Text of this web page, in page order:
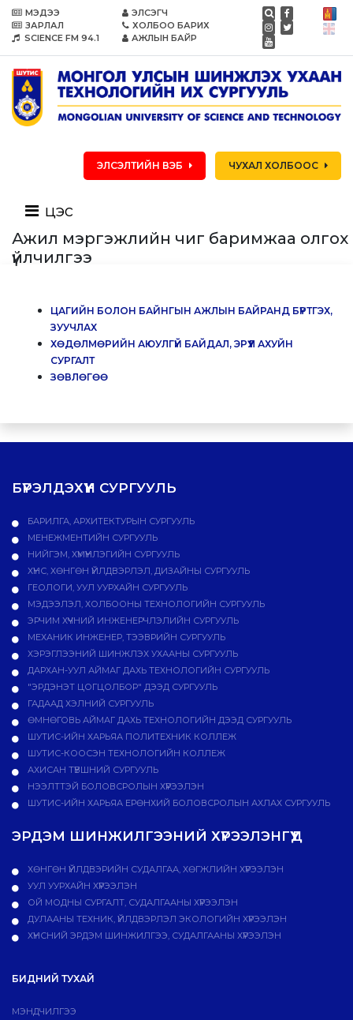
МЭДЭЭ
ЗАРЛАЛ
SCIENCE FM 94.1
ЭЛСЭГЧ
ХОЛБОО БАРИХ
АЖЛЫН БАЙР
ЭЛСЭЛТИЙН ВЭБ ЧУХАЛ ХОЛБООС
цэс
Ажил мэргэжлийн чиг баримжаа олгох
үйлчилгээ
ЦАГИЙН БОЛОН БАЙНГЫН АЖЛЫН БАЙРАНД БҮРТГЭХ,
ЗУУЧЛАХ
ХӨДӨЛМӨРИЙН АЮУЛГҮЙ БАЙДАЛ, ЭРҮҮЛ АХУЙН
СУРГАЛТ
ЗӨВЛӨГӨӨ
БҮРЭЛДЭХҮҮН СУРГУУЛЬ
БАРИЛГА, АРХИТЕКТУРЫН СУРГУУЛЬ
МЕНЕЖМЕНТИЙН СУРГУУЛЬ
НИЙГЭМ, ХҮМҮҮНЛЭГИЙН СУРГУУЛЬ
ХҮНС, ХӨНГӨН ҮЙЛДВЭРЛЭЛ, ДИЗАЙНЫ СУРГУУЛЬ
ГЕОЛОГИ, УУЛ УУРХАЙН СУРГУУЛЬ
МЭДЭЭЛЭЛ, ХОЛБООНЫ ТЕХНОЛОГИЙН СУРГУУЛЬ
ЭРЧИМ ХҮЧНИЙ ИНЖЕНЕРЧЛЭЛИЙН СУРГУУЛЬ
МЕХАНИК ИНЖЕНЕР, ТЭЭВРИЙН СУРГУУЛЬ
ХЭРЭГЛЭЭНИЙ ШИНЖЛЭХ УХААНЫ СУРГУУЛЬ
ДАРХАН-УУЛ АЙМАГ ДАХЬ ТЕХНОЛОГИЙН СУРГУУЛЬ
"ЭРДЭНЭТ ЦОГЦОЛБОР" ДЭЭД СУРГУУЛЬ
ГАДААД ХЭЛНИЙ СУРГУУЛЬ
ӨМНӨГОВЬ АЙМАГ ДАХЬ ТЕХНОЛОГИЙН ДЭЭД СУРГУУЛЬ
ШУТИС-ИЙН ХАРЬЯА ПОЛИТЕХНИК КОЛЛЕЖ
ШУТИС-КООСЭН ТЕХНОЛОГИЙН КОЛЛЕЖ
АХИСАН ТҮВШНИЙ СУРГУУЛЬ
НЭЭЛТТЭЙ БОЛОВСРОЛЫН ХҮРЭЭЛЭН
ШУТИС-ИЙН ХАРЬЯА ЕРӨНХИЙ БОЛОВСРОЛЫН АХЛАХ СУРГУУЛЬ
ЭРДЭМ ШИНЖИЛГЭЭНИЙ ХҮРЭЭЛЭНГҮҮД
ХӨНГӨН ҮЙЛДВЭРИЙН СУДАЛГАА, ХӨГЖЛИЙН ХҮРЭЭЛЭН
УУЛ УУРХАЙН ХҮРЭЭЛЭН
ОЙ МОДНЫ СУРГАЛТ, СУДАЛГААНЫ ХҮРЭЭЛЭН
ДУЛААНЫ ТЕХНИК, ҮЙЛДВЭРЛЭЛ ЭКОЛОГИЙН ХҮРЭЭЛЭН
ХҮНСНИЙ ЭРДЭМ ШИНЖИЛГЭЭ, СУДАЛГААНЫ ХҮРЭЭЛЭН
БИДНИЙ ТУХАЙ
МЭНДЧИЛГЭЭ